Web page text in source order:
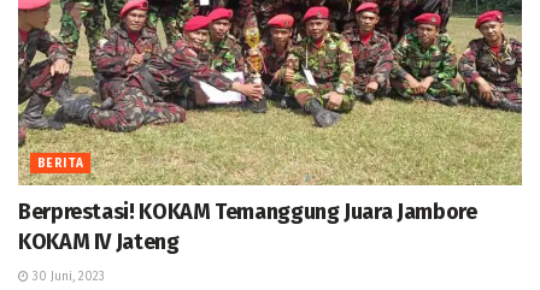
BERITA
Berprestasi! KOKAM Temanggung Juara Jambore
KOKAM IV Jateng
30 Juni, 2023